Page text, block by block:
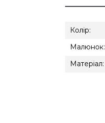
Колір:
Малюнок:
Матеріал: